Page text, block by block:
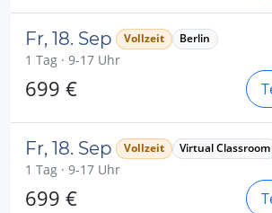
Fr, 18. Sep Vollzeit Berlin
1 Tag · 9-17 Uhr
699 €
Fr, 18. Sep Vollzeit Virtual Classroom
1 Tag · 9-17 Uhr
699 €